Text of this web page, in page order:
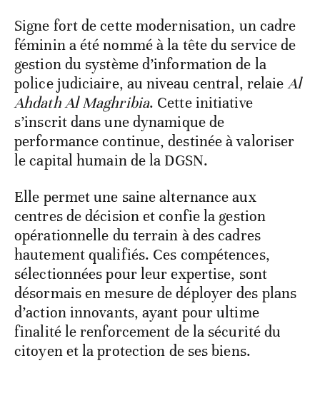
Signe fort de cette modernisation, un cadre
féminin a été nommé à la tête du service de
gestion du système d’information de la
police judiciaire, au niveau central, relaieAl
Ahdath Al Maghribia. Cette initiative
s’inscrit dans une dynamique de
performance continue, destinée à valoriser
le capital humain de la DGSN.
Elle permet une saine alternance aux
centres de décision et confie la gestion
opérationnelle du terrain à des cadres
hautement qualifiés. Ces compétences,
sélectionnées pour leur expertise, sont
désormais en mesure de déployer des plans
d’action innovants, ayant pour ultime
finalité le renforcement de la sécurité du
citoyen et la protection de ses biens.